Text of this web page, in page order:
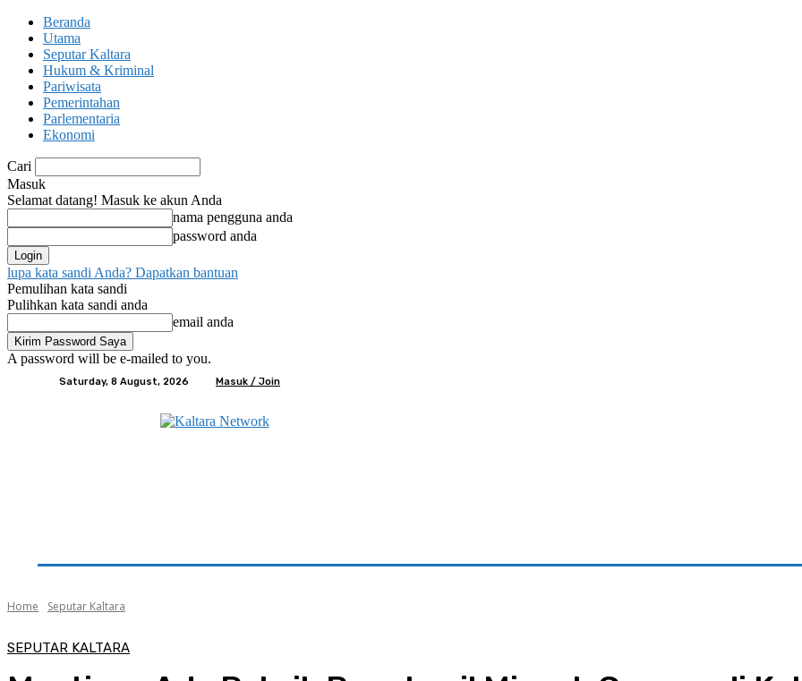
Beranda
Utama
Seputar Kaltara
Hukum & Kriminal
Pariwisata
Pemerintahan
Parlementaria
Ekonomi
Cari
Masuk
Selamat datang! Masuk ke akun Anda
nama pengguna anda
password anda
lupa kata sandi Anda? Dapatkan bantuan
Pemulihan kata sandi
Pulihkan kata sandi anda
email anda
A password will be e-mailed to you.
Saturday, 8 August, 2026 Masuk / Join
Home Seputar Kaltara
SEPUTAR KALTARA